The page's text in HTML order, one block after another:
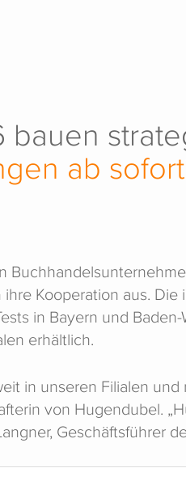
ab
Kooperation aus.
in Bayern und
erhältlich.
in unseren Filialen
von Hugendubel.
Geschäftsführer